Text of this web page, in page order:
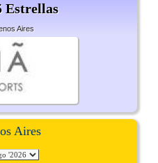
Estrellas
Aires
Aires